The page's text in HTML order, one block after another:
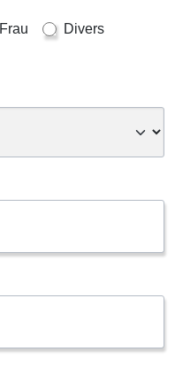
Frau
Divers